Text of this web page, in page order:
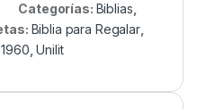
Categorías: Biblias
Biblia para Regalar,
,Unilit